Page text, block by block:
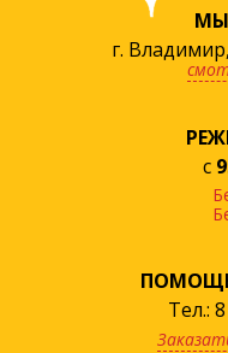
г.
с
Тел.: